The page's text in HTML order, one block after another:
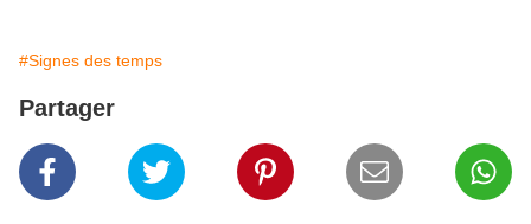
#Signes des temps
Partager